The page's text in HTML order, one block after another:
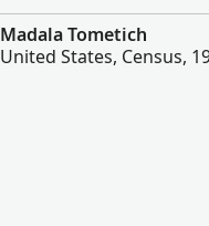
Madala Tometich
United States, Census,